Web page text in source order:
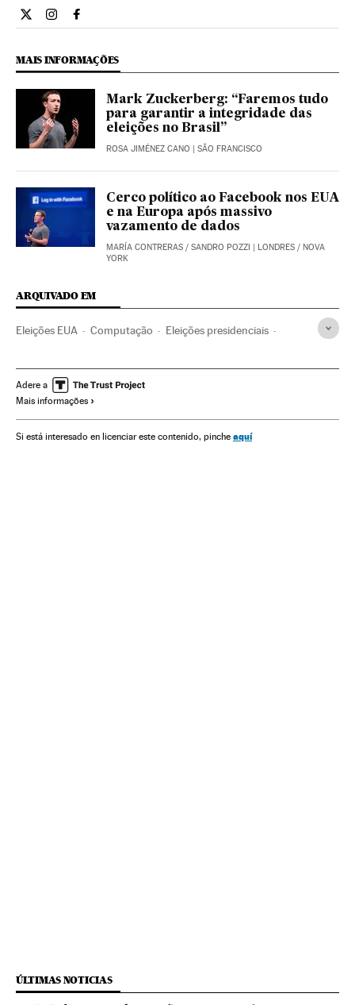
Internacional El País Brasil en Twitter
Internacional El País Brasil en Instagram
Internacional El País Brasil en Facebook
MAIS INFORMAÇÕES
Mark Zuckerberg: “Faremos tudo
para garantir a integridade das
eleições no Brasil”
ROSA JIMÉNEZ CANO | SÃO FRANCISCO
Cerco político ao Facebook nos EUA
e na Europa após massivo
vazamento de dados
MARÍA CONTRERAS / SANDRO POZZI | LONDRES / NOVA
YORK
ARQUIVADO EM
Eleições EUA Computação Eleições presidenciais
Informática Economia
Caso Cambridge Analytica
Indústria Mark Zuckerberg Dados analíticos
Adere a
Mais informações
Si está interesado en licenciar este contenido, pinche aquí
ÚLTIMAS NOTICIAS